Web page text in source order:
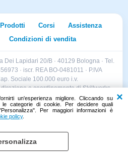
un'esperienza migliore. Cliccando su
categorie di cookie. Per decidere quali
Per maggiori informazioni è
policy.
Prodotti Corsi
Assistenza
Condizioni di vendita
Dei Lapidari 20/B · 40129 Bologna · Tel.
· iscr. REA BO-0481011 · P.IVA
Sociale 100.000 euro i.v.
e coordinamento di Skillworks
Vittorio Emanuele II 28 · Roncadelle (BS)
04151440981